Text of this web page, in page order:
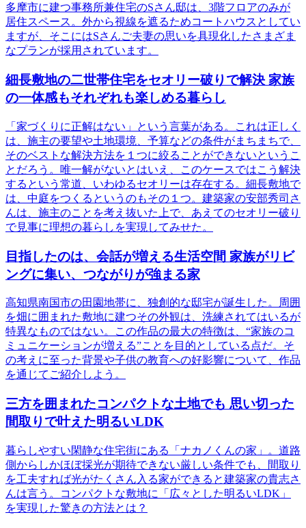
多摩市に建つ事務所兼住宅のSさん邸は、3階フロアのみが
居住スペース。外から視線を遮るためコートハウスとしてい
ますが、そこにはSさんご夫妻の思いを具現化したさまざま
なプランが採用されています。
細長敷地の二世帯住宅をセオリー破りで解決 家族
の一体感もそれぞれも楽しめる暮らし
「家づくりに正解はない」という言葉がある。これは正しく
は、施主の要望や土地環境、予算などの条件がまちまちで、
そのベストな解決方法を１つに絞ることができないというこ
とだろう。唯一解がないとはいえ、このケースではこう解決
するという常道、いわゆるセオリーは存在する。細長敷地で
は、中庭をつくるというのもその１つ。建築家の安部秀司さ
んは、施主のことを考え抜いた上で、あえてのセオリー破り
で見事に理想の暮らしを実現してみせた。
目指したのは、会話が増える生活空間 家族がリビ
ングに集い、つながりが強まる家
高知県南国市の田園地帯に、独創的な邸宅が誕生した。周囲
を畑に囲まれた敷地に建つその外観は、洗練されてはいるが
特異なものではない。この作品の最大の特徴は、“家族のコ
ミュニケーションが増える”ことを目的としている点だ。そ
の考えに至った背景や子供の教育への好影響について、作品
を通じてご紹介しよう。
三方を囲まれたコンパクトな土地でも 思い切った
間取りで叶えた明るいLDK
暮らしやすい閑静な住宅街にある「ナカノくんの家」。道路
側からしかほぼ採光が期待できない厳しい条件でも、間取り
を工夫すれば光がたくさん入る家ができると建築家の貴志さ
んは言う。コンパクトな敷地に「広々とした明るいLDK」
を実現した驚きの方法とは？